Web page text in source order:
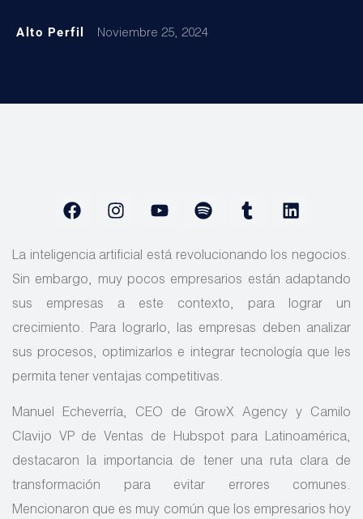
Alto Perfil Noviembre 25, 2024
La inteligencia artificial está revolucionando los negocios.
Sin embargo, muy pocos empresarios están adaptando
sus empresas a este contexto, para lograr un
crecimiento. Para lograrlo, las empresas deben analizar
sus procesos, optimizarlos e integrar tecnología que les
permita tener ventajas competitivas.
Manuel Echeverría, CEO de GrowX Agency y Camilo
Clavijo VP de Ventas de Hubspot para Latinoamérica,
destacaron la importancia de tener una ruta clara de
transformación para evitar errores comunes.
Mencionaron que es muy común que los empresarios hoy